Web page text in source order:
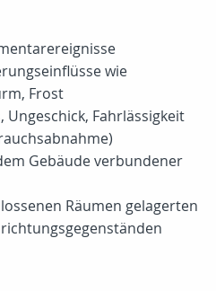
wie
Frost
Ungeschick, Fahrlässigkeit
Gebäude verbundener
Räumen gelagerten